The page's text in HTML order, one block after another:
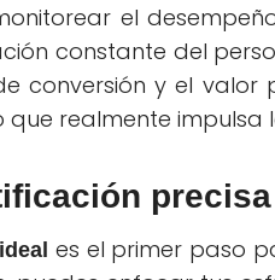
el
constante del
conversión y el valor
realmente impulsa
es el primer paso